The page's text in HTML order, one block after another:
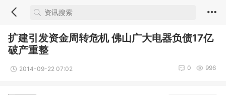
扩建引发资金周转危机 佛山广大电器负债17亿
破产重整
2014-09-22 07:02 996
0